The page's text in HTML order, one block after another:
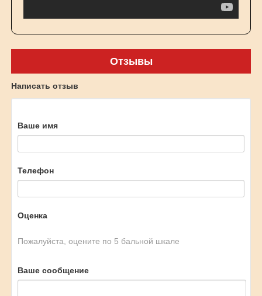
Отзывы
Написать отзыв
Ваше имя
Телефон
Оценка
Пожалуйста, оцените по 5 бальной шкале
Ваше сообщение